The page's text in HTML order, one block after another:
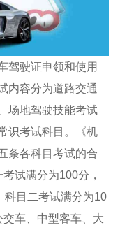
驾驶证申领和使用
内容分为道路交通
场地驾驶技能考试
识考试科目。《机
条各科目考试的合
试满分为100分，
科目二考试满分为10
车、中型客车、大